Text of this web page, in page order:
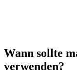
Wann sollte
verwenden?